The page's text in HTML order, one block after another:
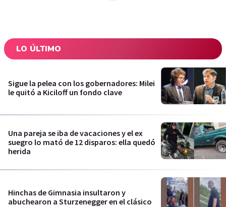
LO ÚLTIMO
Sigue la pelea con los gobernadores: Milei
le quitó a Kiciloff un fondo clave
Una pareja se iba de vacaciones y el ex
suegro lo mató de 12 disparos: ella quedó
herida
Hinchas de Gimnasia insultaron y
abuchearon a Sturzenegger en el clásico